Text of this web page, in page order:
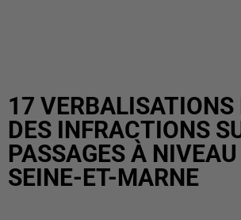
17 VERBALISATIONS
DES INFRACTIONS
PASSAGES À
SEINE-ET-MARNE